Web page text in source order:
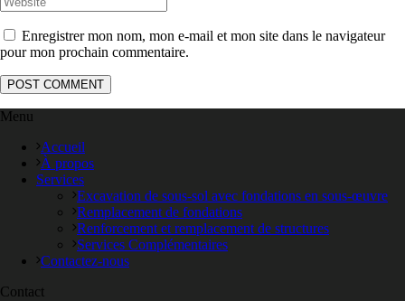
Enregistrer mon nom, mon e-mail et mon site dans le navigateur
pour mon prochain commentaire.
Menu
Accueil
À propos
Services
Excavation de sous-sol avec fondations en sous-œuvre
Remplacement de fondations
Renforcement et remplacement de structures
Services Complémentaires
Contactez-nous
Contact